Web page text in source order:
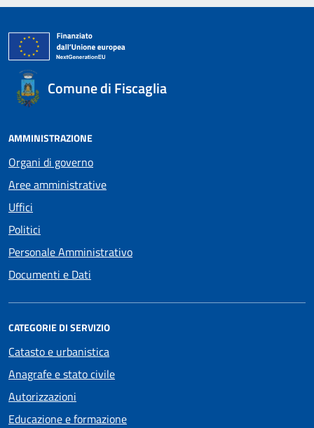
Comune di Fiscaglia
AMMINISTRAZIONE
Organi di governo
Aree amministrative
Uffici
Politici
Personale Amministrativo
Documenti e Dati
CATEGORIE DI SERVIZIO
Catasto e urbanistica
Anagrafe e stato civile
Autorizzazioni
Educazione e formazione